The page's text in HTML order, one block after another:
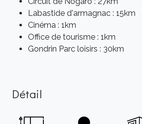
Labastide d'armagnac : 15km
Cinéma : 1km
Office de tourisme : 1km
Gondrin Parc loisirs : 30km
Détail